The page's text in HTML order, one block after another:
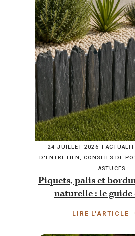
24 JUILLET 2026
D'ENTRETIEN,CONSEILS DE
ASTUCES
Piquets, palis et
naturelle : le
LIRE L'ARTICLE